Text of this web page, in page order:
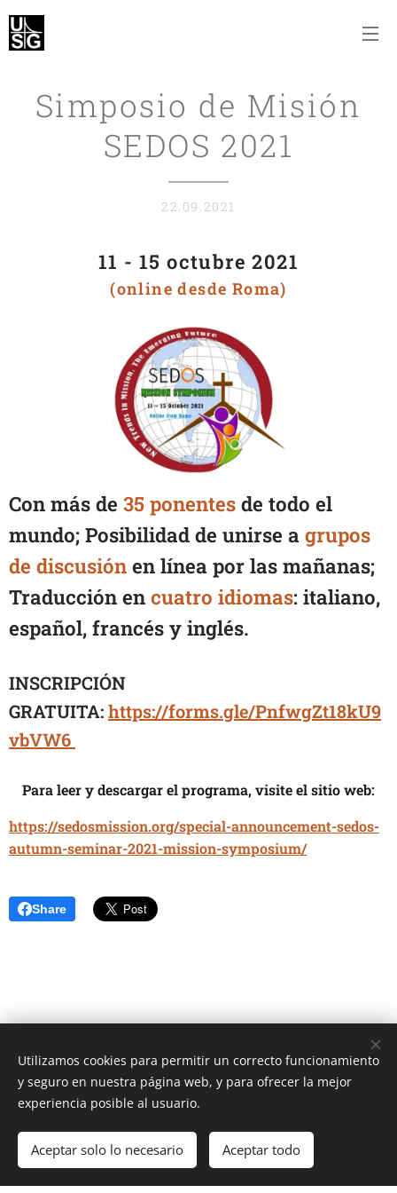
Simposio de Misión
SEDOS 2021
22.09.2021
11 - 15 octubre 2021
(online desde Roma)
Con más de 35 ponentes de todo el
mundo; Posibilidad de unirse a grupos
de discusión en línea por las mañanas;
Traducción en cuatro idiomas: italiano,
español, francés y inglés.
INSCRIPCIÓN
GRATUITA:https://forms.gle/PnfwgZt18kU9
vbVW6
Para leer y descargar el programa, visite el sitio web:
https://sedosmission.org/special-announcement-sedos-
autumn-seminar-2021-mission-symposium/
Share
Unione Superiori Generali - Via dei Penitenzieri 19 -00193 ROMA
Cookies
Idiomas
Italiano
English Français Español
Utilizamos cookies para permitir un correcto funcionamiento
y seguro en nuestra página web, y para ofrecer la mejor
experiencia posible al usuario.
Aceptar solo lo necesario Aceptar todo